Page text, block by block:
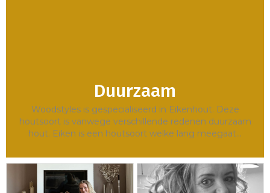
Duurzaam
Woodstyles is gespecialiseerd in Eikenhout. Deze
houtsoort is vanwege verschillende redenen duurzaam
hout. Eiken is een houtsoort welke lang meegaat…